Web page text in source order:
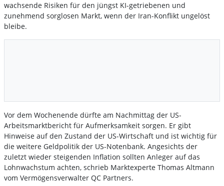
wachsende Risiken für den jüngst KI-getriebenen und
zunehmend sorglosen Markt, wenn der Iran-Konflikt ungelöst
bleibe.
Vor dem Wochenende dürfte am Nachmittag der US-
Arbeitsmarktbericht für Aufmerksamkeit sorgen. Er gibt
Hinweise auf den Zustand der US-Wirtschaft und ist wichtig für
die weitere Geldpolitik der US-Notenbank. Angesichts der
zuletzt wieder steigenden Inflation sollten Anleger auf das
Lohnwachstum achten, schrieb Marktexperte Thomas Altmann
vom Vermögensverwalter QC Partners.